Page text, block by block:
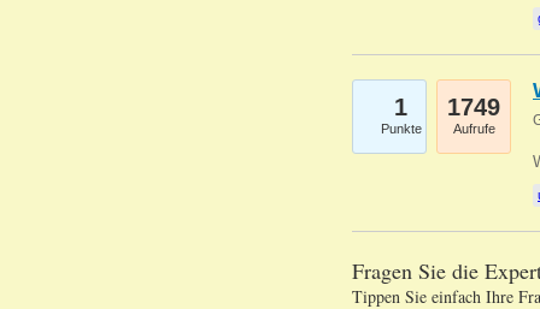
1
Punkte
1749
Aufrufe
Fragen Sie die
Tippen Sie einfach Ihre